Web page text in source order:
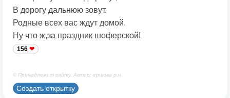
В дорогу дальнюю зовут.
Родные всех вас ждут домой.
Ну что ж,за праздник шоферской!
156
© Принадлежит сайту. Автор: ершова р.н.
Создать открытку